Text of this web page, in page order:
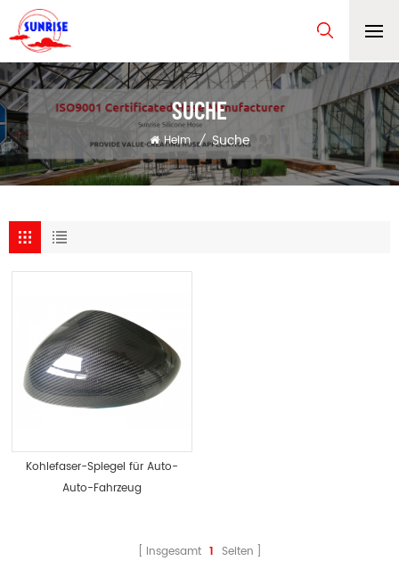
SUCHE
Heim / Suche
Kohlefaser-Spiegel für Auto-
Auto-Fahrzeug
Insgesamt 1 Seiten